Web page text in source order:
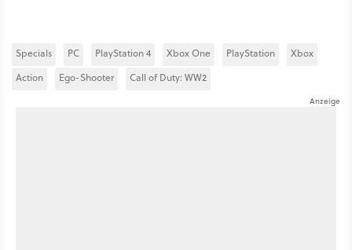
Specials PC PlayStation 4 Xbox One PlayStation
Xbox
Action
Ego-Shooter Call of Duty: WW2